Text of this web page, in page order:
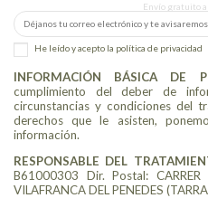
Envío gratuito
He leído y acepto la política de privacidad
INFORMACIÓN BÁSICA DE
cumplimiento del deber de
circunstancias y condiciones del
derechos que le asisten,
información.
RESPONSABLE DEL
B61000303 Dir. Postal:
VILAFRANCA DEL PENEDES